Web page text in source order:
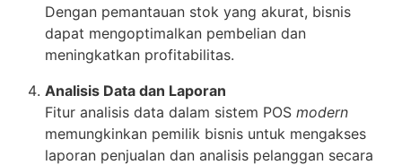
Dengan pemantauan stok yang akurat, bisnis
dapat mengoptimalkan pembelian dan
meningkatkan profitabilitas.
Analisis Data dan Laporan
Fitur analisis data dalam sistem POS modern
memungkinkan pemilik bisnis untuk mengakses
laporan penjualan dan analisis pelanggan secara